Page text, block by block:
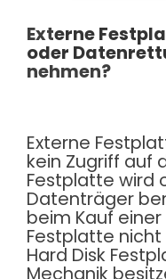
Externe
oder
nehmen?
Externe
kein Zugriff auf
Festplatte wird
Datenträger
beim Kauf
Festplatte
Hard Disk
Mechanik